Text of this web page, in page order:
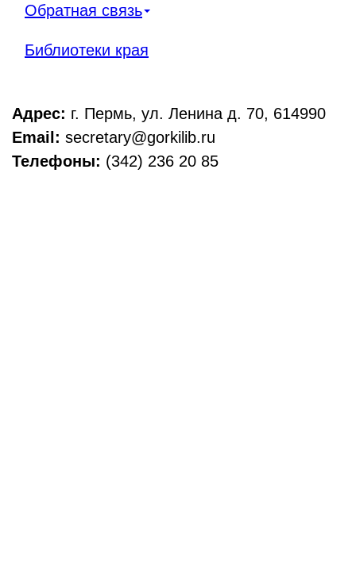
Обратная связь
Библиотеки края
Адрес: г. Пермь, ул. Ленина д. 70, 614990
Email: secretary@gorkilib.ru
Телефоны: (342) 236 20 85